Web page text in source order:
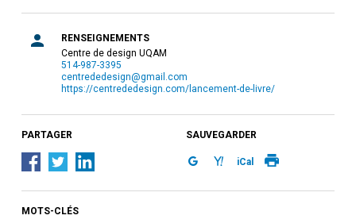
RENSEIGNEMENTS
Centre de design UQAM
514-987-3395
centrededesign@gmail.com
https://centrededesign.com/lancement-de-livre/
PARTAGER SAUVEGARDER
iCal
MOTS-CLÉS